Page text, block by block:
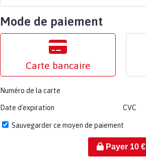
Mode de paiement
Carte bancaire
Numéro de la carte
Date d'expiration CVC
Sauvegarder ce moyen de paiement
Payer 10€